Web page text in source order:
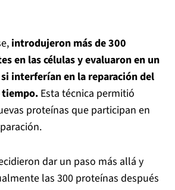
introdujeron más de 300
en las células y evaluaron en un
interferían en la reparación del
tiempo. Esta técnica permitió
proteínas que participan en
dar un paso más allá y
las 300 proteínas después